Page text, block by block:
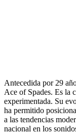
Antecedida por 29
Ace of Spades. Es la
experimentada. Su
ha permitido
a las tendencias
nacional en los